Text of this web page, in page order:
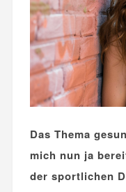
Das Thema
mich nun ja
der sportlichen